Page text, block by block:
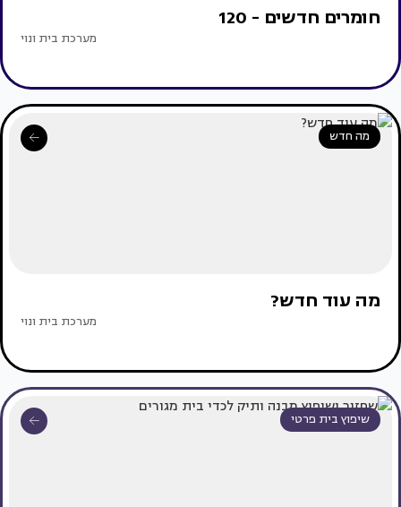
חומרים חדשים - 120
מערכת בית ונוי
מה חדש
מה עוד חדש?
מערכת בית ונוי
שיפוץ בית פרטי